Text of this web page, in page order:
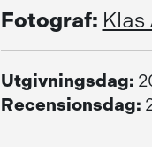
Fotograf: Klas
Utgivningsdag:
Recensionsdag: